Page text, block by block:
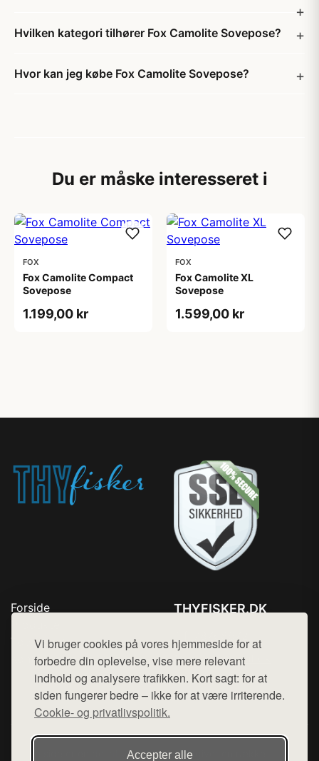
Vi bruger cookies på vores hjemmeside for at
forbedre din oplevelse, vise mere relevant
indhold og analysere trafikken. Kort sagt: for at
siden fungerer bedre – ikke for at være irriterende.
Cookie- og privatlivspolitik.
Accepter alle
Hvilken kategori tilhører Fox Camolite Sovepose?
Hvor kan jeg købe Fox Camolite Sovepose?
Du er måske interesseret i
FOX
Fox Camolite Compact
Sovepose
1.199,00 kr
FOX
Fox Camolite XL
Sovepose
1.599,00 kr
Forside
Top Rabatter
Kontakt
THYFISKER.DK
Mail: hej@want.dk
Cookie- og privatlivspolitik
Denne side er en del af want.dk, der udgiver en række